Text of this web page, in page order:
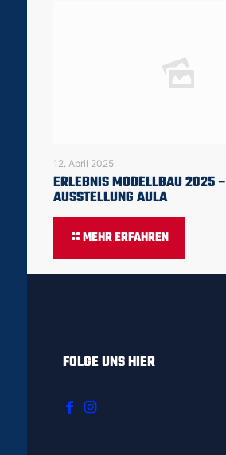
12. April 2025
ERLEBNIS MODELLBAU 2025 –
AUSSTELLUNG AULA
MEHR ERFAHREN
FOLGE UNS HIER